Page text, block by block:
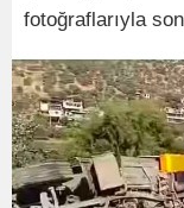
fotoğraflarıyla